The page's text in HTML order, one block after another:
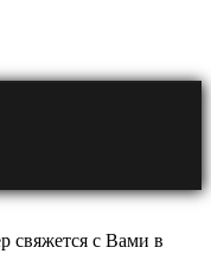
свяжется с Вами в